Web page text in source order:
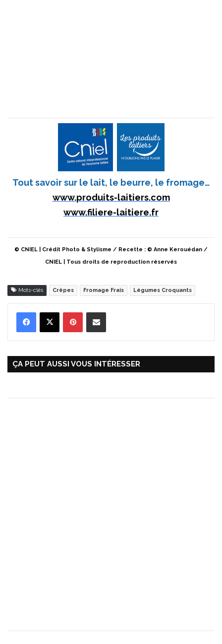
Tout savoir sur le lait, le beurre, le fromage…
www.produits-laitiers.com
www.filiere-laitiere.fr
© CNIEL | Crédit Photo & Stylisme / Recette : © Anne Kerouédan /
CNIEL | Tous droits de reproduction réservés
Mots-clés Crêpes Fromage Frais Légumes Croquants
ÇA PEUT AUSSI VOUS INTÉRESSER